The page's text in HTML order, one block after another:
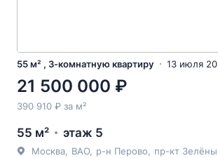
55 м² , 3-комнатную квартиру 13 июля
21 500 000 ₽
390 910 ₽ за м²
55 м² этаж 5
Москва ВАО р-н Перово пр-кт